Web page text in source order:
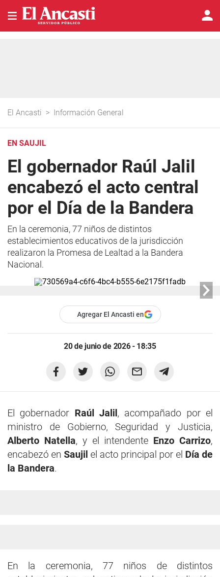
El Ancasti > Información General
EN SAUJIL
El gobernador Raúl Jalil
encabezó el acto central
por el Día de la Bandera
En la ceremonia, 77 niños de distintos
establecimientos educativos de la jurisdicción
realizaron la Promesa de Lealtad a la Bandera
Nacional.
Agregar El Ancasti en
20 de junio de 2026 - 18:35
El gobernador Raúl Jalil , acompañado por el
ministro de Gobierno, Seguridad y Justicia,
Alberto Natella, y el intendente Enzo Carrizo,
encabezó en Saujil el acto principal por el Día de
la Bandera.
En la ceremonia, 77 niños de distintos